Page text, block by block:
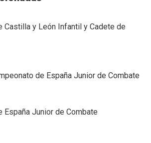
Castilla y León Infantil y Cadete de
de España Junior de Combate
España Junior de Combate